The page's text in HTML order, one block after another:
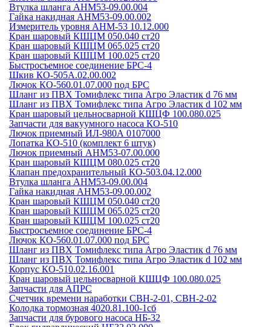
Втулка шланга АНМ53-09.00.004
Гайка накидная АНМ53-09.00.002
Измеритель уровня АНМ-53 10.12.000
Кран шаровый КШЦМ 050.040 ст20
Кран шаровый КШЦМ 065.025 ст20
Кран шаровый КШЦМ 100.025 ст20
Быстросъемное соединение БРС-4
Шкив КО-505А.02.00.002
Лючок КО-560.01.07.000 под БРС
Шланг из ПВХ Томифлекс типа Агро Эластик d 76 мм
Шланг из ПВХ Томифлекс типа Агро Эластик d 102 мм
Кран шаровый цельносварной КШЦФ 100.080.025
Запчасти для вакуумного насоса КО-510
Лючок приемный ИЛ-980А 0107000
Лопатка КО-510 (комплект 6 штук)
Лючок приемный АНМ53-07.00.000
Кран шаровый КШЦМ 080.025 ст20
Клапан предохранительный КО-503.04.12.000
Втулка шланга АНМ53-09.00.004
Гайка накидная АНМ53-09.00.002
Кран шаровый КШЦМ 050.040 ст20
Кран шаровый КШЦМ 065.025 ст20
Кран шаровый КШЦМ 100.025 ст20
Быстросъемное соединение БРС-4
Лючок КО-560.01.07.000 под БРС
Шланг из ПВХ Томифлекс типа Агро Эластик d 76 мм
Шланг из ПВХ Томифлекс типа Агро Эластик d 102 мм
Корпус КО-510.02.16.001
Кран шаровый цельносварной КШЦФ 100.080.025
Запчасти для АПРС
Счетчик времени наработки СВН-2-01, СВН-2-02
Колодка тормозная 4020.81.100-1сб
Запчасти для бурового насоса НБ-32